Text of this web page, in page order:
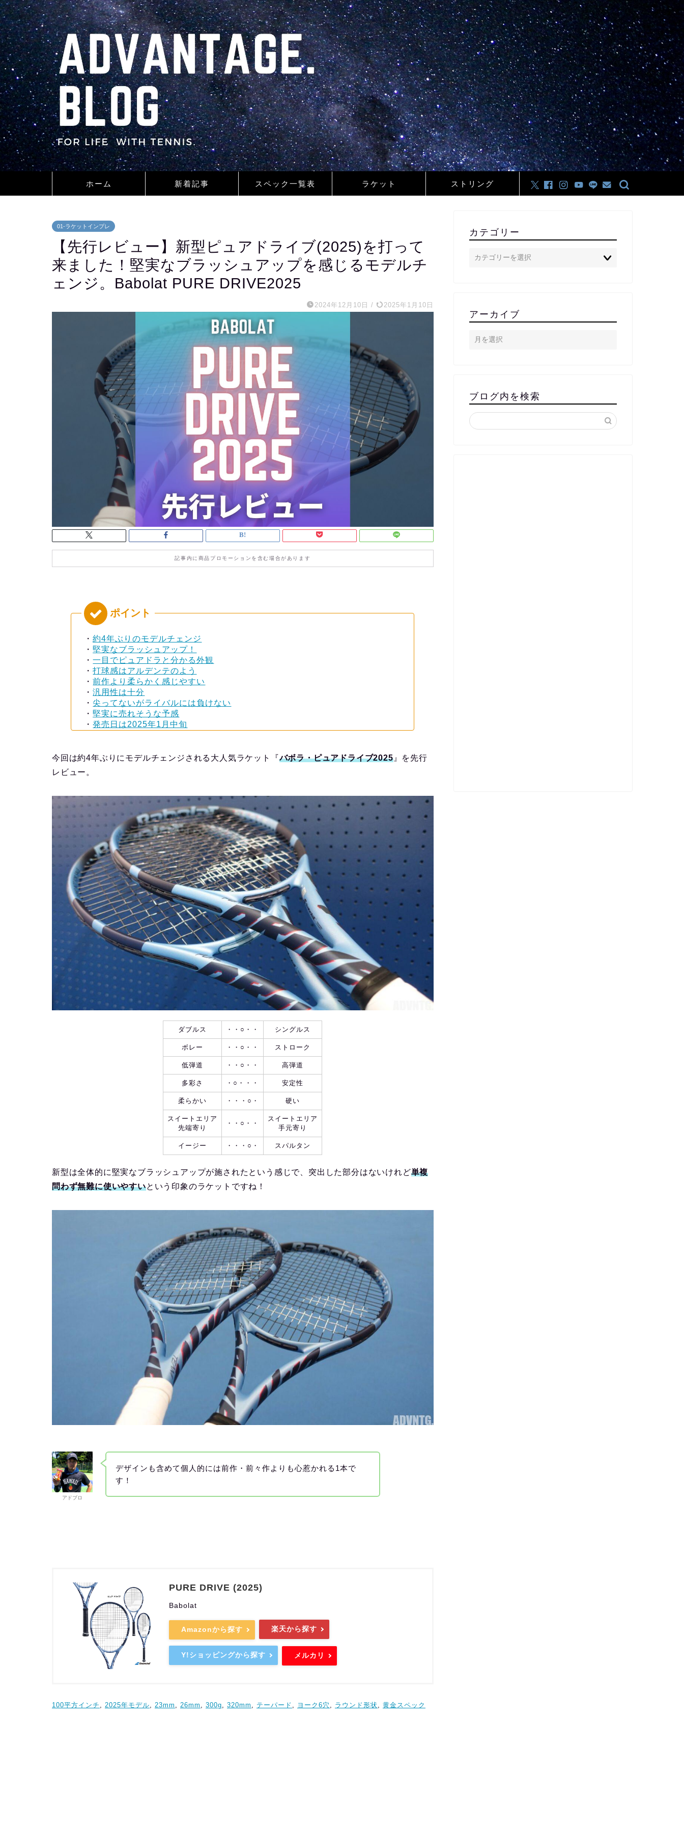
ホーム 新着記事 スペック一覧表 ラケット ストリング
01-ラケットインプレ
【先行レビュー】新型ピュアドライブ(2025)を打って
来ました！堅実なブラッシュアップを感じるモデルチ
ェンジ。Babolat PURE DRIVE2025
2024年12月10日 / 2025年1月10日
記事内に商品プロモーションを含む場合があります
・約4年ぶりのモデルチェンジ
・堅実なブラッシュアップ！
・一目でピュアドラと分かる外観
・打球感はアルデンテのよう
・前作より柔らかく感じやすい
・汎用性は十分
・ 尖ってないがライバルには負けない
・堅実に売れそうな予感
・発売日は2025年1月中旬
今回は約4年ぶりにモデルチェンジされる大人気ラケット『バボラ・ピュアドライブ2025』を先行
レビュー。
ダブルス ・・○・・ シングルス
ボレー ・・○・・ ストローク
低弾道 ・・○・・ 高弾道
多彩さ ・○・・・ 安定性
柔らかい ・・・○・ 硬い
スイートエリア
先端寄り
・・○・・
スイートエリア
手元寄り
イージー ・・・○・ スパルタン
新型は全体的に堅実なブラッシュアップが施されたという感じで、突出した部分はないけれど単複
問わず無難に使いやすいという印象のラケットですね！
アドブロ
デザインも含めて個人的には前作・前々作よりも心惹かれる1本で
す！
PURE DRIVE (2025)
Babolat
Amazonから探す 楽天から探す
Y!ショッピングから探す メルカリ
100平方インチ 2025年モデル 23mm 26mm 300g 320mm テーパード ヨーク6穴 ラウンド形状 黄金スペック
カテゴリー
アーカイブ
ブログ内を検索